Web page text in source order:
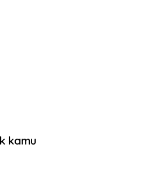
kamu